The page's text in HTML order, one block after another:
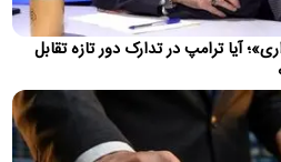
شدن صدای انفجار در بحرین
انفجار در کشور بحرین را تایید
آیا ترامپ در تدارک دور تازه تقابل